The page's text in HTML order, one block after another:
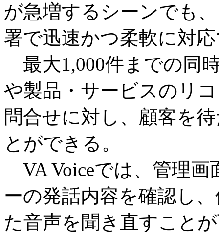
が急増するシーンでも
署で迅速かつ柔軟に対
最大1,000件までの同
や製品・サービスのリ
問合せに対し、顧客を
とができる。
VA Voiceでは、管理
ーの発話内容を確認し
た音声を聞き直すこと